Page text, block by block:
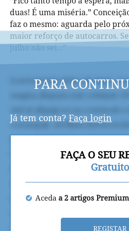
duas! É uma miséria.”
faz o mesmo: aguarda pelo
maior reforço de autocarros.
julho não sei...”
PARA
Já tem conta? Faça login
FAÇA O SEU
Gratuito
Aceda a 2 artigos
REGISTAR